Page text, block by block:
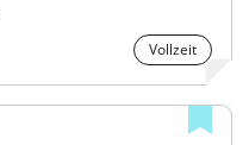
Vollzeit